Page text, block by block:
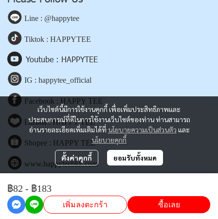
฿82 - ฿183
เพิ่มลงตะกร้า ซื้อเลย
เว็บไซต์นี้มีการใช้งานคุกกี้ เพื่อเพิ่มประสิทธิภาพและ
ประสบการณ์ที่ดีในการใช้งานเว็บไซต์ของท่าน ท่านสามารถ
อ่านรายละเอียดเพิ่มเติมได้ที่ นโยบายความเป็นส่วนตัว และ
นโยบายคุกกี้
ตั้งค่าคุกกี้ ยอมรับทั้งหมด
Line : @happytee
Tiktok : HAPPYTEE
Youtube : HAPPYTEE
IG : happytee_official
Facebook : HAPPY TEE
Lazada : HAPPY TEE
Shopee : HAPPY TEE
www.happyteebkk.com
Copyright | All Rights Reserved | Powered by happyteebkk.com
Powered By MakeWebEasy